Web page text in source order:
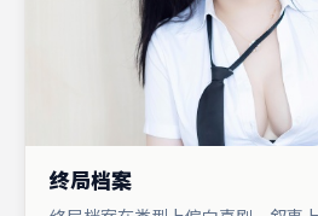
终局档案